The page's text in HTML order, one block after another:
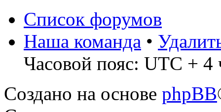
Список форумов
Наша команда •
Часовой пояс: UTC + 4
Создано на основе phpBB